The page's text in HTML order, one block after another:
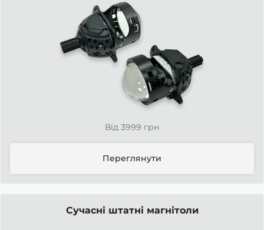
Від 3999 грн
Переглянути
Сучасні штатні магнітоли